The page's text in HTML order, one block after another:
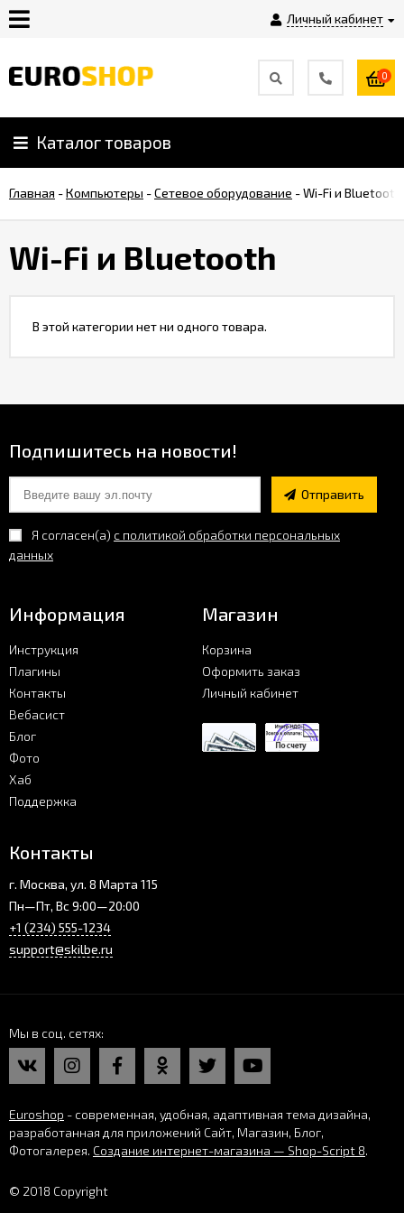
Личный кабинет
Инструкция
Плагины
Контакты
Shop-
Script
Вебасист
Хаб
Поддержка
0
Каталог товаров
Главная -Компьютеры -Сетевое оборудование -Wi-Fi и Bluetooth
Wi-Fi и Bluetooth
В этой категории нет ни одного товара.
Подпишитесь на новости!
Отправить
Я согласен(a) с политикой обработки персональных
данных
Информация
Инструкция
Плагины
Контакты
Вебасист
Блог
Фото
Хаб
Поддержка
Магазин
Корзина
Оформить заказ
Личный кабинет
Контакты
г. Москва, ул. 8 Марта 115
Пн—Пт, Вс 9:00—20:00
+1 (234) 555-1234
support@skilbe.ru
Мы в соц. сетях
Euroshop - современная, удобная, адаптивная тема дизайна,
разработанная для приложений Сайт, Магазин, Блог,
Фотогалерея. Создание интернет-магазина — Shop-Script 8.
© 2018 Copyright